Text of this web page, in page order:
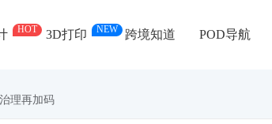
HOT 3D打印 NEW 跨境知道 POD导航
理再加码